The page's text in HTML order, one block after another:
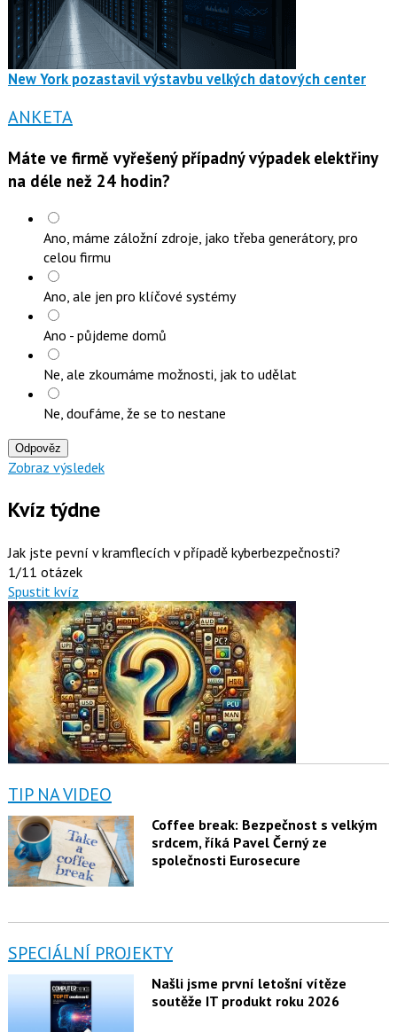
New York pozastavil výstavbu velkých datových center
ANKETA
Máte ve firmě vyřešený případný výpadek elektřiny
na déle než 24 hodin?
Ano, máme záložní zdroje, jako třeba generátory, pro
celou firmu
Ano, ale jen pro klíčové systémy
Ano - půjdeme domů
Ne, ale zkoumáme možnosti, jak to udělat
Ne, doufáme, že se to nestane
Odpověz
Zobraz výsledek
Kvíz týdne
Jak jste pevní v kramflecích v případě kyberbezpečnosti?
1/11 otázek
Spustit kvíz
TIP NA VIDEO
Coffee break: Bezpečnost s velkým
srdcem, říká Pavel Černý ze
společnosti Eurosecure
SPECIÁLNÍ PROJEKTY
Našli jsme první letošní vítěze
soutěže IT produkt roku 2026